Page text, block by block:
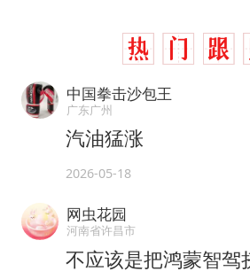
中国拳击沙包王
广东广州
汽油猛涨
2026-05-18
网虫花园
河南省许昌市
不应该是把鸿蒙智驾